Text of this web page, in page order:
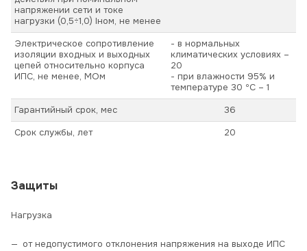
напряжении сети и токе
нагрузки (0,5÷1,0) Iном, не менее
Электрическое сопротивление
изоляции входных и выходных
цепей относительно корпуса
ИПС, не менее, МОм
- в нормальных
климатических условиях –
20
- при влажности 95% и
температуре 30 ºС – 1
Гарантийный срок, мес
36
Срок службы, лет
20
Защиты
Нагрузка
от недопустимого отклонения напряжения на выходе ИПС